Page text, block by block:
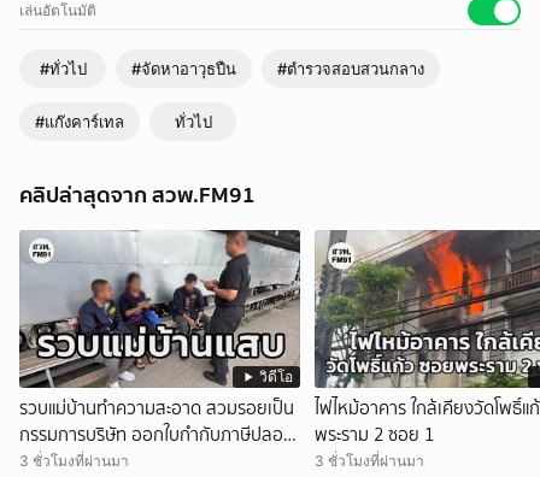
เล่นอัตโนมัติ
#ทั่วไป #จัดหาอาวุธปืน #ตำรวจสอบสวนกลาง
#แก๊งคาร์เทล ทั่วไป
คลิปล่าสุดจาก สวพ.FM91
วิดีโอ
รวบแม่บ้านทำความสะอาด สวมรอยเป็น
กรรมการบริษัท ออกใบกำกับภาษีปลอม
จำนวน 535 ฉบับ รัฐเสียหายกว่า 129
3 ชั่วโมงที่ผ่านมา
ไฟไหม้อาคาร ใกล้เคียงวัดโพธิ์แ
พระราม 2 ซอย 1
3 ชั่วโมงที่ผ่านมา